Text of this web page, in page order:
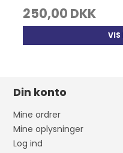
250,00 DKK
VIS
Din konto
Mine ordrer
Mine oplysninger
Log ind